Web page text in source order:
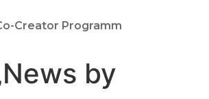
Creator Programm
by